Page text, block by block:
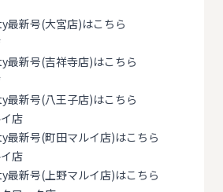
新号(大宮店)はこちら
新号(吉祥寺店)はこちら
新号(八王子店)はこちら
店
新号(町田マルイ店)はこちら
店
新号(上野マルイ店)はこちら